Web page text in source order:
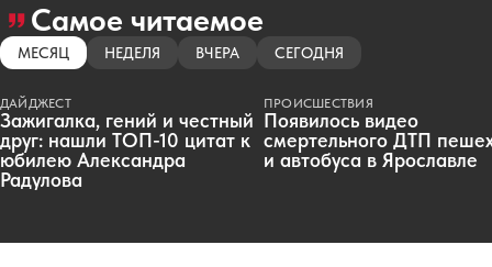
Самое читаемое
МЕСЯЦ НЕДЕЛЯ ВЧЕРА СЕГОДНЯ
ДАЙДЖЕСТ
Зажигалка, гений и честный
друг: нашли ТОП-10 цитат к
юбилею Александра
Радулова
ПРОИСШЕСТВИЯ
Появилось видео
смертельного ДТП
и автобуса в Ярославле